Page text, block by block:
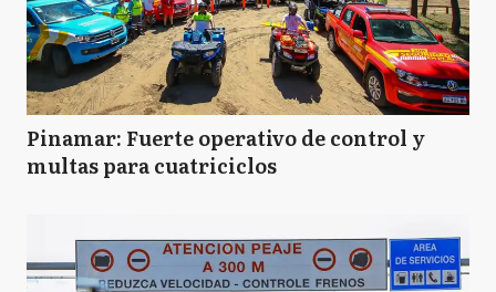
Pinamar: Fuerte operativo de control y
multas para cuatriciclos